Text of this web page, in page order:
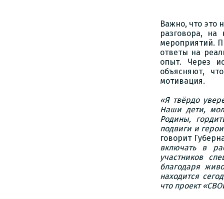
Важно, что это
разговора, на
мероприятий.
ответы на
опыт. Через
объясняют,
мотивация.
«Я твёрдо
Наши дети,
Родины,
подвиги и
говорит
включать в
участников
благодаря
находится
что проект